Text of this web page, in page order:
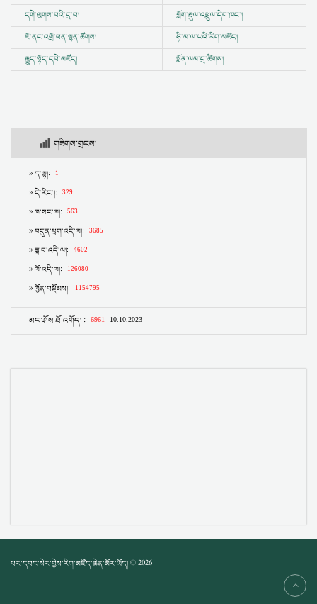
དགེ་ལུགས་པའི་དྲ་བ།
གློག་རྡུལ་འཕྲུལ་དེབ་ཁང་།
ཇོ་ནང་འགྲོ་ཕན་ལྷན་ཚོགས།
ཧི་མ་ལ་ཡའི་རིག་མཛོད།
རྒྱུད་སྟོད་དཔེ་མཛོད།
སྨོན་ལམ་དྲ་ཚིགས།
པར་དབང་སེར་བྱེས་རིག་མཛོད་ཆེན་མོར་ཡོད། © 2026